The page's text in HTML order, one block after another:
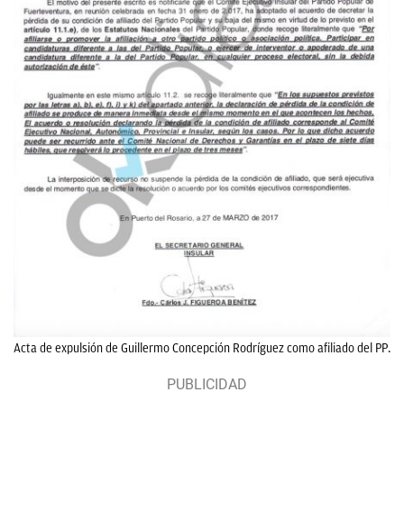
Acta de expulsión de Guillermo Concepción Rodríguez como afiliado del PP.